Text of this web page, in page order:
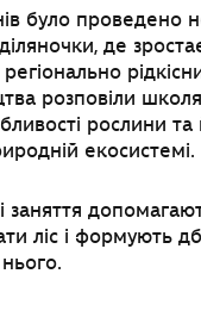
було проведено
де
розповіли
рослини та
екосистемі.
заняття
ліс і формують